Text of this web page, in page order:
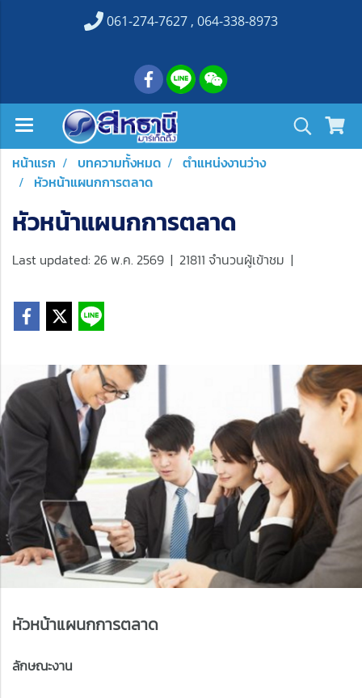
061-274-7627 , 064-338-8973
หน้าแรก บทความทั้งหมด
ตำแหน่งงานว่าง
หัวหน้าแผนกการตลาด
หัวหน้าแผนกการตลาด
Last updated: 26 พ.ค. 2569 | 21811 จำนวนผู้เข้าชม |
หัวหน้าแผนกการตลาด
ลักษณะงาน